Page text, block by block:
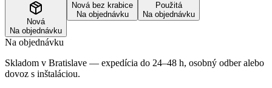
Nová
Na objednávku
Nová bez krabice
Na objednávku
Použitá
Na objednávku
Na objednávku
Skladom v Bratislave — expedícia do 24–48 h, osobný odber alebo
dovoz s inštaláciou.